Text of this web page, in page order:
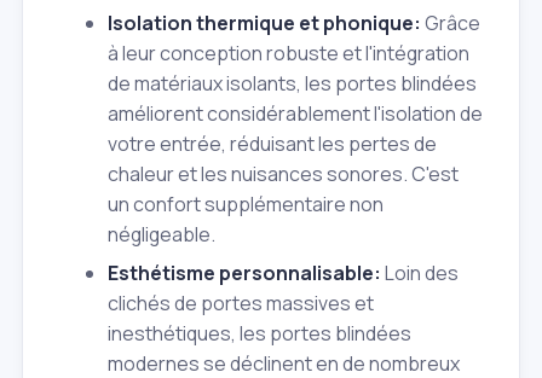
Isolation thermique et phonique: Grâce
à leur conception robuste et l'intégration
de matériaux isolants, les portes blindées
améliorent considérablement l'isolation de
votre entrée, réduisant les pertes de
chaleur et les nuisances sonores. C'est
un confort supplémentaire non
négligeable.
Esthétisme personnalisable: Loin des
clichés de portes massives et
inesthétiques, les portes blindées
modernes se déclinent en de nombreux